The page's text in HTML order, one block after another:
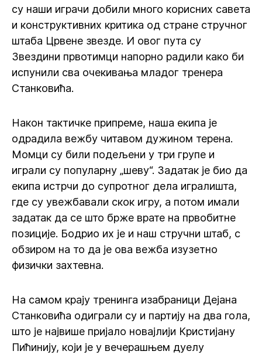
су наши играчи добили много корисних савета
и конструктивних критика од стране стручног
штаба Црвене звезде. И овог пута су
Звездини првотимци напорно радили како би
испунили сва очекивања младог тренера
Станковића.
Након тактичке припреме, наша екипа је
одрадила вежбу читавом дужином терена.
Момци су били подељени у три групе и
играли су популарну „шеву“. Задатак је био да
екипа истрчи до супротног дела игралишта,
где су увежбавали скок игру, а потом имали
задатак да се што брже врате на првобитне
позиције. Бодрио их је и наш стручни штаб, с
обзиром на то да је ова вежба изузетно
физички захтевна.
На самом крају тренинга изабраници Дејана
Станковића одиграли су и партију на два гола,
што је највише пријало новајлији Кристијану
Пићинију, који је у вечерашњем дуелу